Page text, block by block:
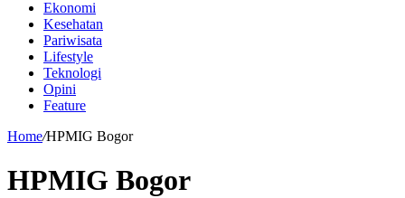
Ekonomi
Kesehatan
Pariwisata
Lifestyle
Teknologi
Opini
Feature
Home/HPMIG Bogor
HPMIG Bogor